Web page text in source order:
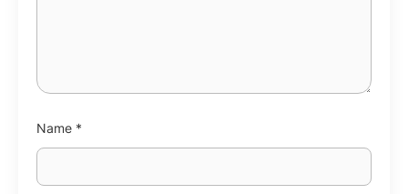
Name *